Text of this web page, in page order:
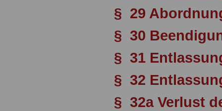
§ 29
§ 30
§ 31
§ 32
§ 32a Verlust